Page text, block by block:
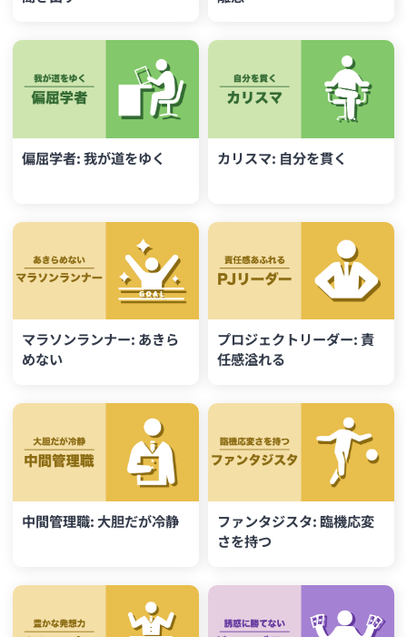
偏屈学者: 我が道をゆく カリスマ: 自分を貫く
マラソンランナー: あきら
めない
プロジェクトリーダー: 責
任感溢れる
中間管理職: 大胆だが冷静
ファンタジスタ: 臨機応変
さを持つ